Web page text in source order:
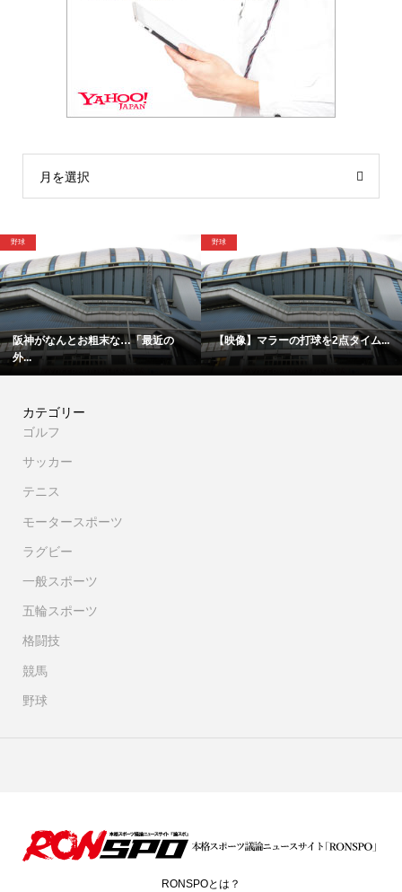
月を選択
を2点タイム... 「僕は厳しい親父の承認を必要と... 追悼…「血に染まっ
カテゴリー
ゴルフ
サッカー
テニス
モータースポーツ
ラグビー
一般スポーツ
五輪スポーツ
格闘技
競馬
野球
RONSPOとは？